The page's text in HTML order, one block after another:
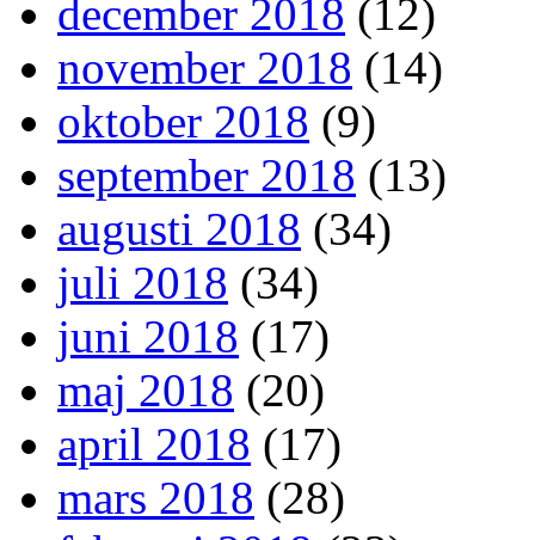
december 2018 (12)
november 2018 (14)
oktober 2018 (9)
september 2018 (13)
augusti 2018 (34)
juli 2018 (34)
juni 2018 (17)
maj 2018 (20)
april 2018 (17)
mars 2018 (28)